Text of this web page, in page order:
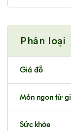
Phân loại
Giá đỗ
Món ngon từ
Sức khỏe